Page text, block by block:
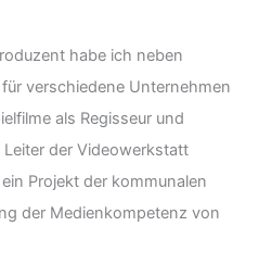
habe ich neben
verschiedene Unternehmen
als Regisseur und
der Videowerkstatt
Projekt der kommunalen
der Medienkompetenz von